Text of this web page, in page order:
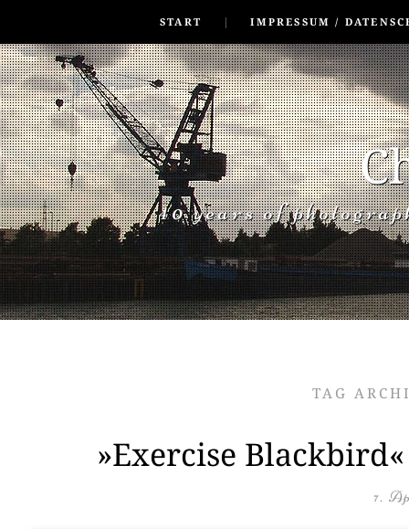
START
IMPRESSUM /
40 years of
TAG
»Exercise
7.